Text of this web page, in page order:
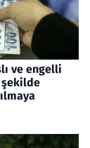
ve engelli
şekilde